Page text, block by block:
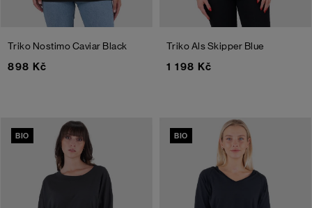
Triko NostimoCaviar Black
898 Kč
Triko AlsSkipper Blue
1 198 Kč
BIO BIO